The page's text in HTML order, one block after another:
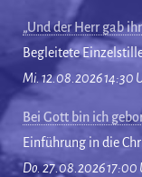
„Und der Herr gab
Begleitete
Mi. 12.08.2026 14:30
Bei Gott bin ich
Einführung in die
Do. 27.08.2026 17:00